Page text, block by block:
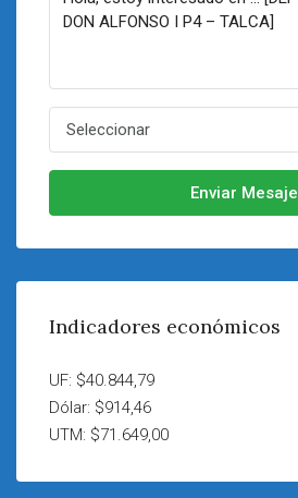
Seleccionar
Enviar Mesaje
Indicadores económicos
UF: $40.844,79
Dólar: $914,46
UTM: $71.649,00